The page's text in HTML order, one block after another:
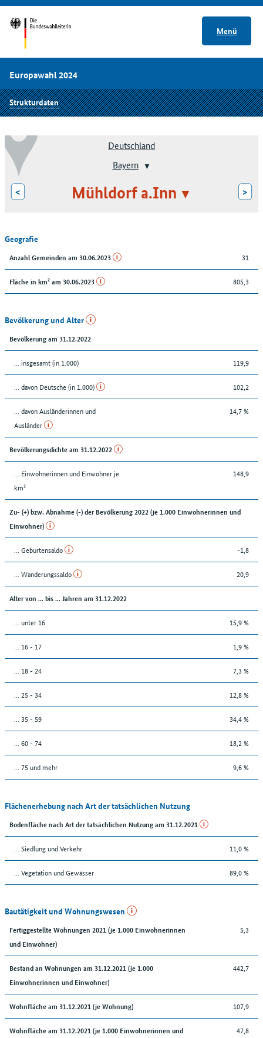
Menü
Europawahl 2024
Strukturdaten
Deutschland
Bayern
< Mühldorf a.Inn >
Geografie
Anzahl Gemeinden am 30.06.2023 31
Fläche in km² am 30.06.2023 805,3
Bevölkerung und Alter
Bevölkerung am 31.12.2022
... insgesamt (in 1.000) 119,9
... davon Deutsche (in 1.000) 102,2
... davon Ausländerinnen und
Ausländer
14,7 %
Bevölkerungsdichte am 31.12.2022
… Einwohnerinnen und Einwohner je
km²
148,9
Zu- (+) bzw. Abnahme (-) der Bevölkerung 2022 (je 1.000 Einwohnerinnen und
Einwohner)
... Geburtensaldo -1,8
... Wanderungssaldo 20,9
Alter von ... bis ... Jahren am 31.12.2022
... unter 16 15,9 %
... 16 - 17 1,9 %
... 18 - 24 7,3 %
... 25 - 34 12,8 %
... 35 - 59 34,4 %
... 60 - 74 18,2 %
... 75 und mehr 9,6 %
Flächenerhebung nach Art der tatsächlichen Nutzung
Bodenfläche nach Art der tatsächlichen Nutzung am 31.12.2021
… Siedlung und Verkehr 11,0 %
… Vegetation und Gewässer 89,0 %
Bautätigkeit und Wohnungswesen
Fertiggestellte Wohnungen 2021 (je 1.000 Einwohnerinnen
und Einwohner)
5,3
Bestand an Wohnungen am 31.12.2021 (je 1.000
Einwohnerinnen und Einwohner)
442,7
Wohnfläche am 31.12.2021 (je Wohnung) 107,9
Wohnfläche am 31.12.2021 (je 1.000 Einwohnerinnen und
47,8